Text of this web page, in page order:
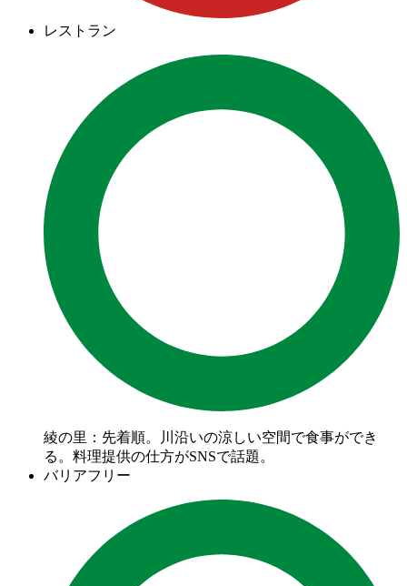
レストラン
綾の里：先着順。川沿いの涼しい空間で食事ができ
る。料理提供の仕方がSNSで話題。
バリアフリー